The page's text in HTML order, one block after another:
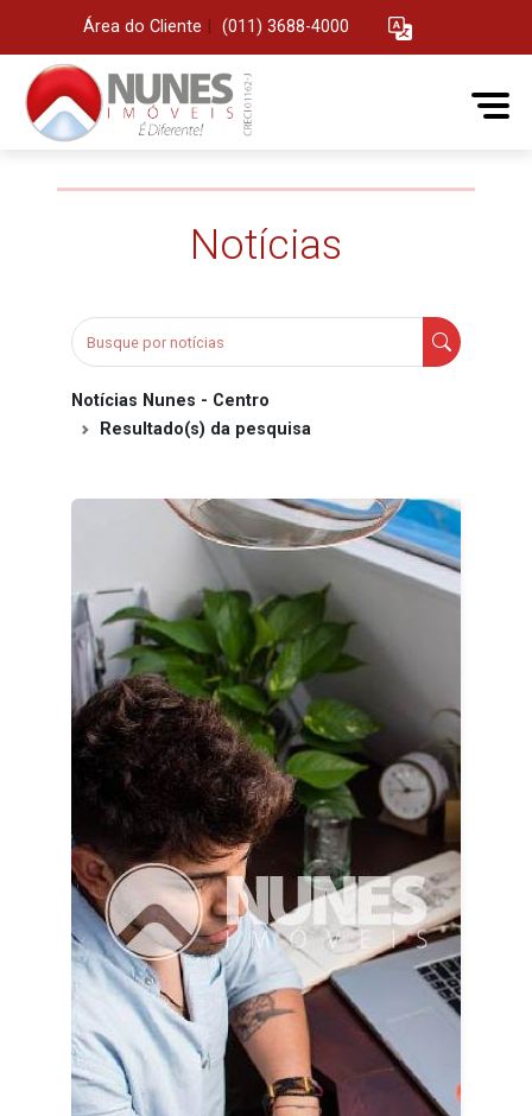
Área do Cliente (011) 3688-4000
Notícias Nunes - Centro
Resultado(s) da pesquisa
Notícias